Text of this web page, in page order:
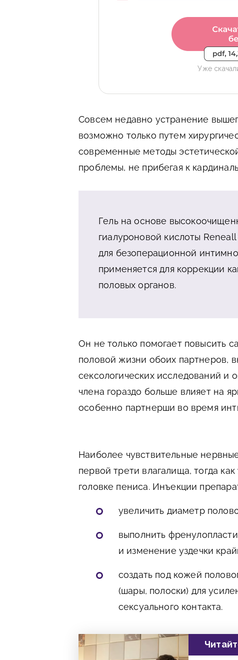
Уже
Совсем недавно устранение
возможно только путем
современные методы
проблемы, не прибегая к
Гель на основе
гиалуроновой кислоты
для безоперационной
применяется для коррекции
половых органов.
Он не только помогает повысить
половой жизни обоих партнеров,
сексологических исследований и
члена гораздо больше влияет на
особенно партнерши во время
Наиболее чувствительные
первой трети влагалища, тогда
головке пениса. Инъекции
увеличить диаметр
выполнить
и изменение уздечки
создать под кожей
(шары, полоски) для
сексуального контакта.